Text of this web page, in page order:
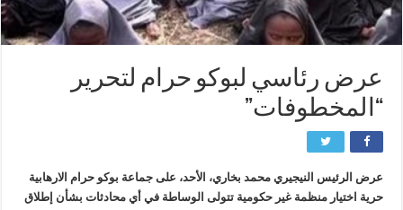
عرض رئاسي لبوكو حرام لتحرير
“المخطوفات”
عرض الرئيس النيجيري محمد بخاري، الأحد، على جماعة بوكو حرام الارهابية
حرية اختيار منظمة غير حكومية تتولى الوساطة في أي محادثات بشأن إطلاق